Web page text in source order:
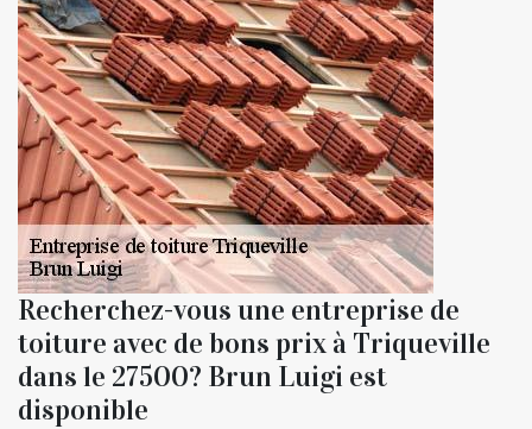
Recherchez-vous une entreprise de
toiture avec de bons prix à Triqueville
dans le 27500? Brun Luigi est
disponible